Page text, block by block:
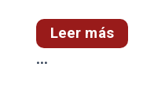
Leer más
...